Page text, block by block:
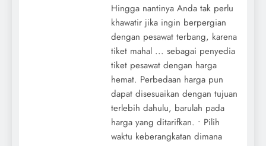
Hingga nantinya Anda tak perlu
khawatir jika ingin berpergian
dengan pesawat terbang, karena
tiket mahal ... sebagai penyedia
tiket pesawat dengan harga
hemat. Perbedaan harga pun
dapat disesuaikan dengan tujuan
terlebih dahulu, barulah pada
harga yang ditarifkan. • Pilih
waktu keberangkatan dimana